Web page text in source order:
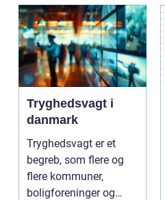
Tryghedsvagt i
danmark
Tryghedsvagt er et
begreb, som flere og
flere kommuner,
boligforeninger og